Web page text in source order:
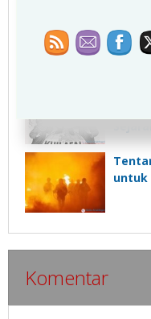
1
untuk
Komentar